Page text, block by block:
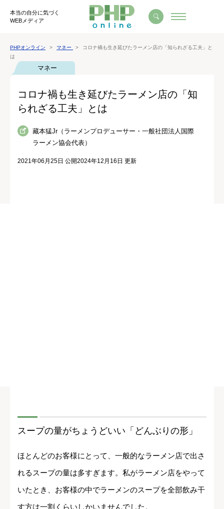
本当の自分に気づく
WEBメディア
PHPオンライン マネー
コロナ禍も生き延びたラーメン店の「知られざる工夫」と
は
マネー
コロナ禍も生き延びたラーメン店の「知
られざる工夫」とは
藏本猛Jr（ラーメンプロデューサー・一般社団法人国際
ラーメン協会代表）
2021年06月25日 公開2024年12月16日 更新
スープの量がちょうどいい「どんぶりの形」
ほとんどのお客様にとって、一般的なラーメン店で出さ
れるスープの量は多すぎます。私がラーメン店をやって
いたとき、お客様の中でラーメンのスープを全部飲み干
す方は一割くらいしかいませんでした。